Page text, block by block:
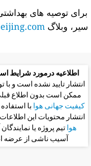
برای توصیه های
سیر، وبلاگ
اطلاعیه درمورد شرایط
انتشار تایید نشده است و با
ممکن است بدون اطلاع
کیفیت جهانی هوا با
انتشار محتویات این
هوا تیم پروژه یا
آسیب ناشی از عرضه